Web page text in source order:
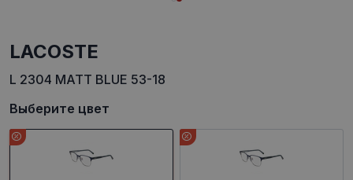
LACOSTE
L 2304 MATT BLUE 53-18
Выберите цвет